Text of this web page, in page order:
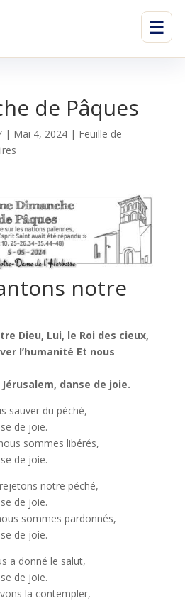
☰
de Pâques
| Mai 4, 2024| Feuille de
notre
Dieu, Lui, le Roi des cieux,
l’humanité Et nous
danse de joie.
sauver du péché,
de joie.
sommes libérés,
de joie.
notre péché,
de joie.
sommes pardonnés,
de joie.
a donné le salut,
de joie.
la contempler,